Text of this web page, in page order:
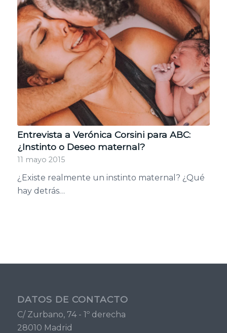
Entrevista a Verónica Corsini para ABC:
¿Instinto o Deseo maternal?
11 mayo 2015
¿Existe realmente un instinto maternal? ¿Qué
hay detrás…
DATOS DE CONTACTO
C/ Zurbano, 74 - 1º derecha
28010 Madrid